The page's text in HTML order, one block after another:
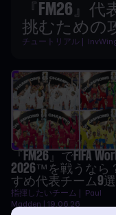
『FM26』
挑むための
チュートリアル |
『FM26』でFIFA
2026™を戦うなら
すめ代表チーム9選
指揮したいチーム | Paul
Madden | 19.06.26